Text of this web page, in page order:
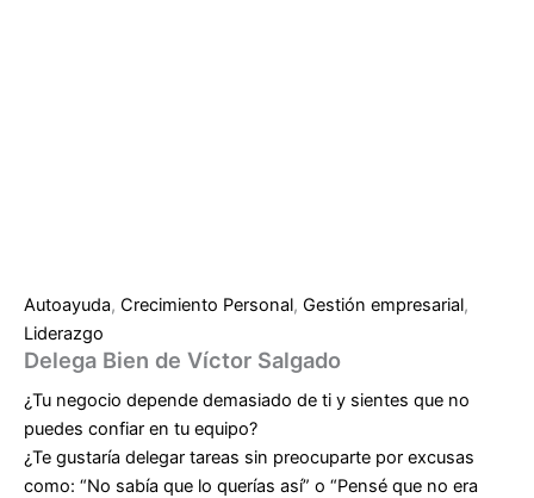
Autoayuda, Crecimiento Personal, Gestión empresarial,
Liderazgo
Delega Bien de Víctor Salgado
¿Tu negocio depende demasiado de ti y sientes que no
puedes confiar en tu equipo?
¿Te gustaría delegar tareas sin preocuparte por excusas
como: “No sabía que lo querías así” o “Pensé que no era